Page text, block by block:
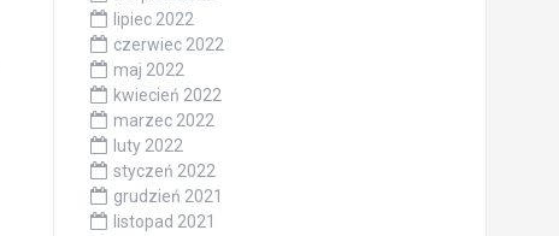
lipiec 2022
czerwiec 2022
maj 2022
kwiecień 2022
marzec 2022
luty 2022
styczeń 2022
grudzień 2021
listopad 2021